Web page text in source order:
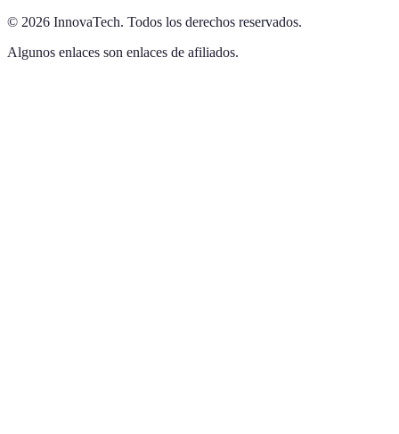
© 2026 InnovaTech. Todos los derechos reservados.
Algunos enlaces son enlaces de afiliados.